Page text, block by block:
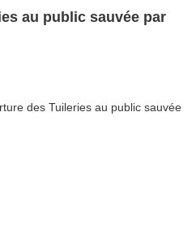
au public sauvée par